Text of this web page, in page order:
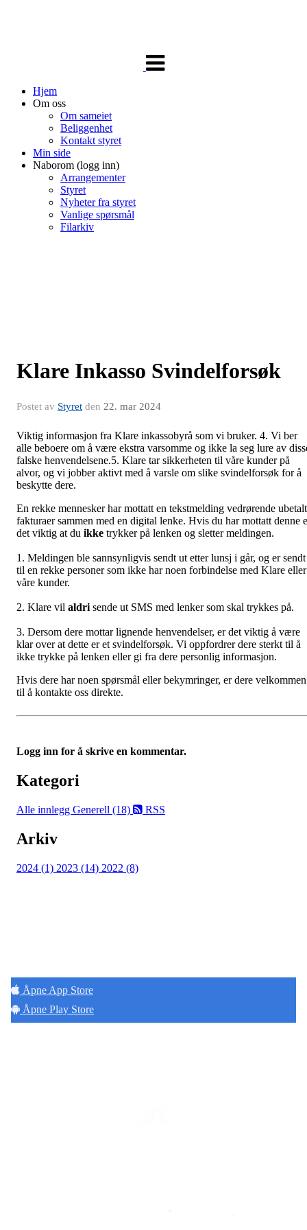
navigasjon
Hjem
Om oss
Om sameiet
Beliggenhet
Kontakt styret
Min side
Naborom (logg inn)
Arrangementer
Styret
Nyheter fra styret
Vanlige spørsmål
Filarkiv
Klare Inkasso Svindelforsøk
Postet av Styret den 22. mar 2024
Viktig informasjon fra Klare inkassobyrå som vi bruker. 4. Vi ber
alle beboere om å være ekstra varsomme og ikke la seg lure av
falske henvendelsene.5. Klare tar sikkerheten til våre kunder på
alvor, og vi jobber aktivt med å varsle om slike svindelforsøk for å
beskytte dere.
En rekke mennesker har mottatt en tekstmelding vedrørende
fakturaer sammen med en digital lenke. Hvis du har mottatt denne
det viktig at du ikke trykker på lenken og sletter meldingen.
1. Meldingen ble sannsynligvis sendt ut etter lunsj i går, og er sendt
til en rekke personer som ikke har noen forbindelse med Klare eller
våre kunder.
2. Klare vil aldri sende ut SMS med lenker som skal trykkes på.
3. Dersom dere mottar lignende henvendelser, er det viktig å være
klar over at dette er et svindelforsøk. Vi oppfordrer dere sterkt til å
ikke trykke på lenken eller gi fra dere personlig informasjon.
Hvis dere har noen spørsmål eller bekymringer, er dere velkommen
til å kontakte oss direkte.
Logg inn for å skrive en kommentar.
Kategori
Alle innlegg Generell (18) RSS
Arkiv
2024 (1) 2023 (14) 2022 (8)
Åpne App Store
Åpne Play Store